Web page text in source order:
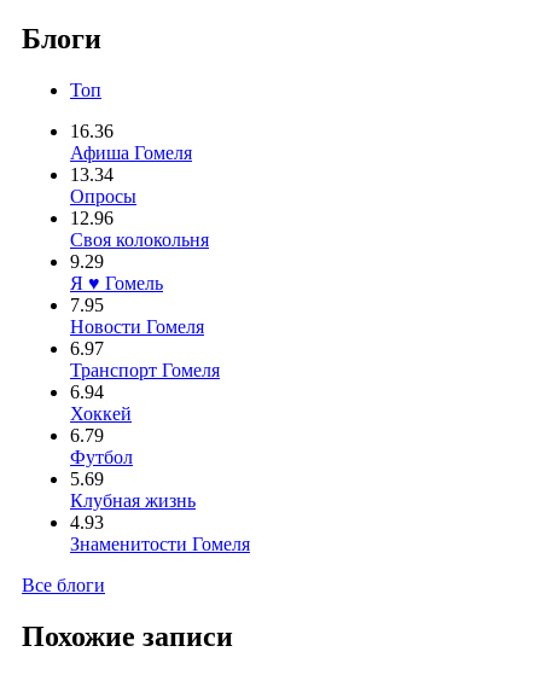
Блоги
Топ
16.36
Афиша Гомеля
13.34
Опросы
12.96
Своя колокольня
9.29
Я ♥ Гомель
7.95
Новости Гомеля
6.97
Транспорт Гомеля
6.94
Хоккей
6.79
Футбол
5.69
Клубная жизнь
4.93
Знаменитости Гомеля
Все блоги
Похожие записи